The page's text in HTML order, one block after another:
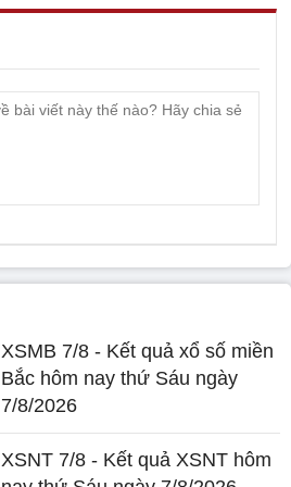
XSMB 7/8 - Kết quả xổ số miền
Bắc hôm nay thứ Sáu ngày
7/8/2026
XSNT 7/8 - Kết quả XSNT hôm